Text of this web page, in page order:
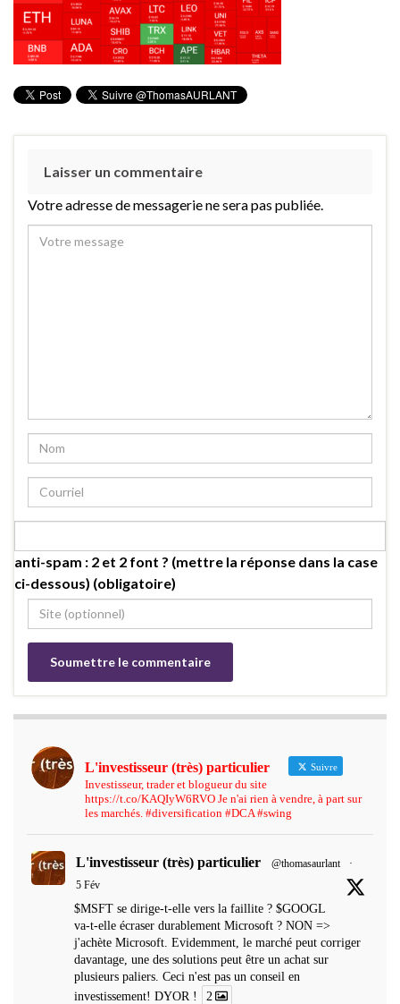
Laisser un commentaire
Votre adresse de messagerie ne sera pas publiée.
anti-spam : 2 et 2 font ? (mettre la réponse dans la case
ci-dessous) (obligatoire)
L'investisseur (très) particulier Suivre
Investisseur, trader et blogueur du site
https://t.co/KAQIyW6RVO Je n'ai rien à vendre, à part sur
les marchés. #diversification #DCA #swing
L'investisseur (très) particulier @thomasaurlant
·
5 Fév
$MSFT se dirige-t-elle vers la faillite ? $GOOGL
va-t-elle écraser durablement Microsoft ? NON =>
j'achète Microsoft. Evidemment, le marché peut corriger
davantage, une des solutions peut être un achat sur
plusieurs paliers. Ceci n'est pas un conseil en
investissement! DYOR !
2